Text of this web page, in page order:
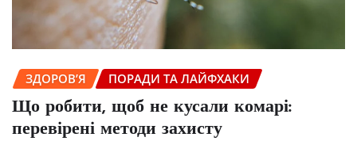
ЗДОРОВ’Я ПОРАДИ ТА ЛАЙФХАКИ
Що робити, щоб не кусали комарі:
перевірені методи захисту